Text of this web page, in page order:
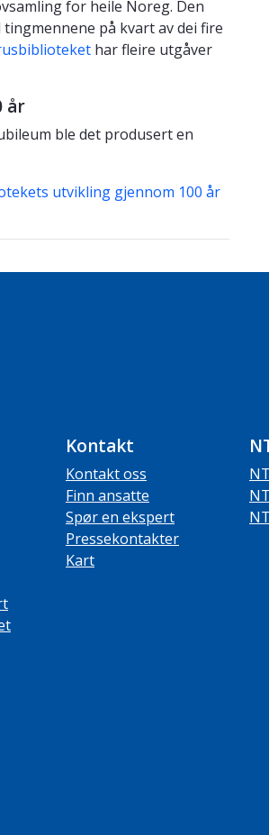
for heile Noreg. Den
på kvart av dei fire
har fleire utgåver
år
ble det produsert en
utvikling gjennom 100 år
Kontakt
Kontakt oss
Finn ansatte
Spør en ekspert
Pressekontakter
Kart